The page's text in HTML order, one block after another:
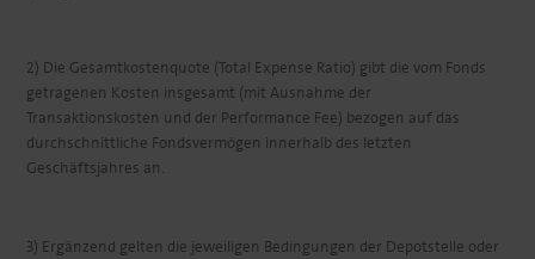
2) Die Gesamtkostenquote (Total Expense Ratio) gibt die vom Fonds
getragenen Kosten insgesamt (mit Ausnahme der
Transaktionskosten und der Performance Fee) bezogen auf das
durchschnittliche Fondsvermögen innerhalb des letzten
Geschäftsjahres an.
3) Ergänzend gelten die jeweiligen Bedingungen der Depotstelle oder